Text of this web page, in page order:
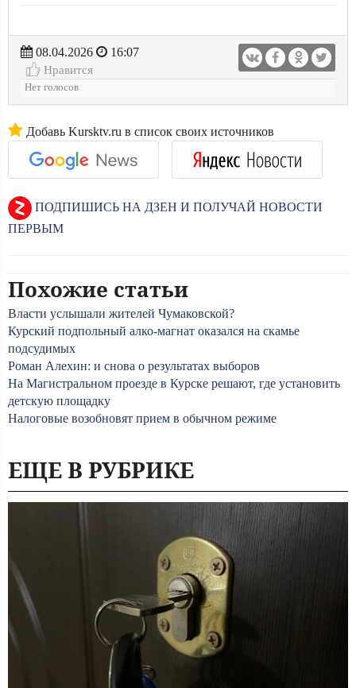
08.04.2026
16:07
Нравится
Нет голосов
Добавь Kursktv.ru в список своих источников
ПОДПИШИСЬ НА ДЗЕН И ПОЛУЧАЙ НОВОСТИ
ПЕРВЫМ
Похожие статьи
Власти услышали жителей Чумаковской?
Курский подпольный алко-магнат оказался на скамье
подсудимых
Роман Алехин: и снова о результатах выборов
На Магистральном проезде в Курске решают, где установить
детскую площадку
Налоговые возобновят прием в обычном режиме
ЕЩЕ В РУБРИКЕ